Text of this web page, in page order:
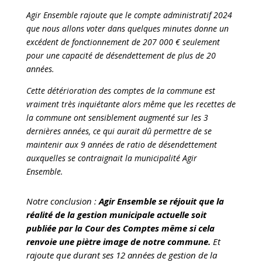
Agir Ensemble rajoute que le compte administratif 2024
que nous allons voter dans quelques minutes donne un
excédent de fonctionnement de 207 000 € seulement
pour une capacité de désendettement de plus de 20
années.
Cette détérioration des comptes de la commune est
vraiment très inquiétante alors même que les recettes de
la commune ont sensiblement augmenté sur les 3
dernières années, ce qui aurait dû permettre de se
maintenir aux 9 années de ratio de désendettement
auxquelles se contraignait la municipalité Agir
Ensemble.
Notre conclusion :Agir Ensemble se réjouit que la
réalité de la gestion municipale actuelle soit
publiée par la Cour des Comptes même si cela
renvoie une piètre image de notre commune. Et
rajoute que durant ses 12 années de gestion de la